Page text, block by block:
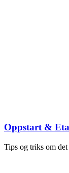
Oppstart &
Tips og triks om det